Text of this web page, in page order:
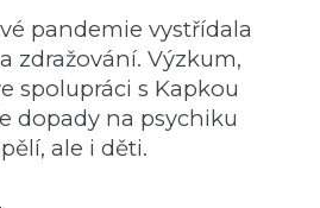
pandemie vystřídala
zdražování. Výzkum,
spolupráci s Kapkou
dopady na psychiku
ale i děti.